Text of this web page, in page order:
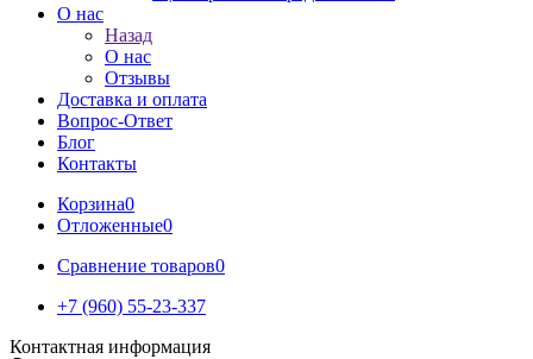
О нас
Назад
О нас
Отзывы
Доставка и оплата
Вопрос-Ответ
Блог
Контакты
Корзина0
Отложенные0
Сравнение товаров0
+7 (960) 55-23-337
Контактная информация